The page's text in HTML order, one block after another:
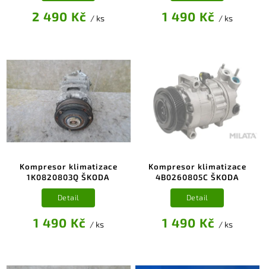
2 490 Kč / ks 1 490 Kč / ks
Kompresor klimatizace
1K0820803Q ŠKODA
1 490 Kč / ks
Detail
Kompresor klimatizace
4B0260805C ŠKODA
1 490 Kč / ks
Detail